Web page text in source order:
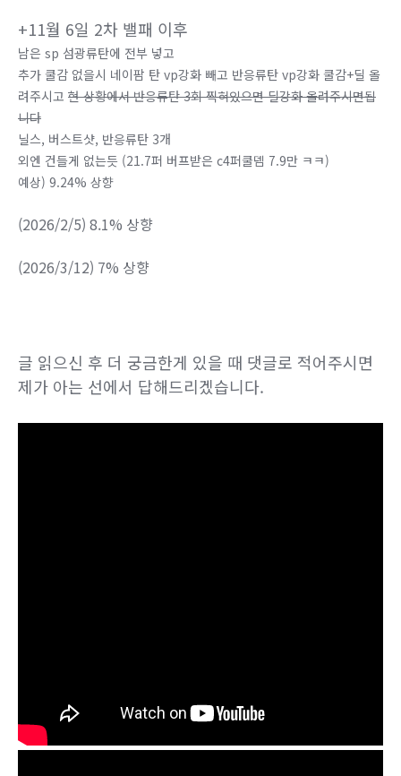
+11월 6일 2차 밸패 이후
남은 sp 섬광류탄에 전부 넣고
추가 쿨감 없을시 네이팜 탄 vp강화 빼고 반응류탄 vp강화 쿨감+딜 올
려주시고 현 상황에서 반응류탄 3회 찍혀있으면 딜강화 올려주시면됩
니다
닐스, 버스트샷, 반응류탄 3개
외엔 건들게 없는듯 (21.7퍼 버프받은 c4퍼쿨뎀 7.9만 ㅋㅋ)
예상) 9.24% 상향
(2026/2/5) 8.1% 상향
(2026/3/12) 7% 상향
글 읽으신 후 더 궁금한게 있을 때 댓글로 적어주시면
제가 아는 선에서 답해드리겠습니다.